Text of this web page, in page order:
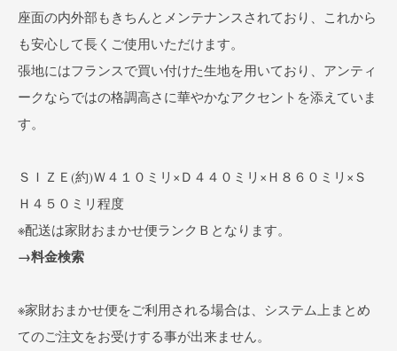
座面の内外部もきちんとメンテナンスされており、これから
も安心して長くご使用いただけます。
張地にはフランスで買い付けた生地を用いており、アンティ
ークならではの格調高さに華やかなアクセントを添えていま
す。
ＳＩＺＥ(約)Ｗ４１０ミリ×Ｄ４４０ミリ×Ｈ８６０ミリ×Ｓ
Ｈ４５０ミリ程度
※配送は家財おまかせ便ランクＢとなります。
→料金検索
※家財おまかせ便をご利用される場合は、システム上まとめ
てのご注文をお受けする事が出来ません。